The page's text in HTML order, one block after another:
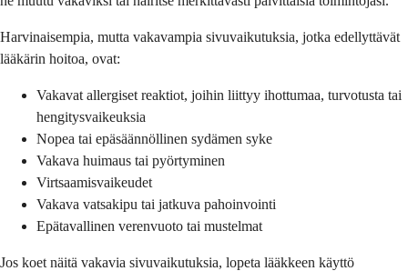
Harvinaisempia, mutta vakavampia sivuvaikutuksia, jotka edellyttävät
lääkärin hoitoa, ovat:
Vakavat allergiset reaktiot, joihin liittyy ihottumaa, turvotusta tai
hengitysvaikeuksia
Nopea tai epäsäännöllinen sydämen syke
Vakava huimaus tai pyörtyminen
Virtsaamisvaikeudet
Vakava vatsakipu tai jatkuva pahoinvointi
Epätavallinen verenvuoto tai mustelmat
Jos koet näitä vakavia sivuvaikutuksia, lopeta lääkkeen käyttö